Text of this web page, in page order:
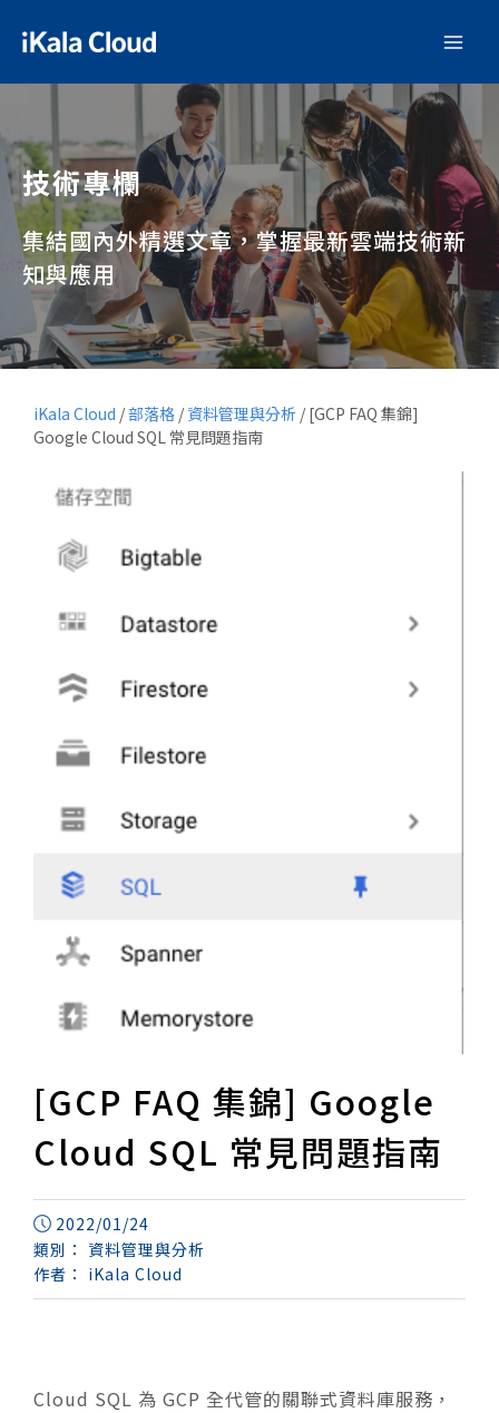
技術專欄
集結國內外精選文章，掌握最新雲端技術新
知與應用
iKala Cloud /部落格 / 資料管理與分析 / [GCP FAQ 集錦]
Google Cloud SQL 常見問題指南
[GCP FAQ 集錦] Google
Cloud SQL 常見問題指南
2022/01/24
類別： 資料管理與分析
作者： iKala Cloud
Cloud SQL 為 GCP 全代管的關聯式資料庫服務，